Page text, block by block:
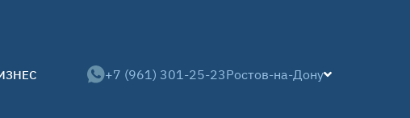
+7 (961) 301-25-23Ростов-на-Дону